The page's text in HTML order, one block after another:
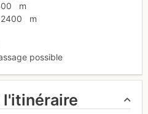
m
2400
m
possible